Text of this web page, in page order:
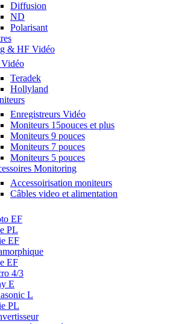
Diffusion
ND
Polarisant
& HF Vidéo
Teradek
Hollyland
Enregistreurs Vidéo
Moniteurs 15pouces et plus
Moniteurs 9 pouces
Moniteurs 7 pouces
Moniteurs 5 pouces
Monitoring
Accessoirisation moniteurs
Câbles video et alimentation
EF
PL
EF
EF
4/3
E
L
PL